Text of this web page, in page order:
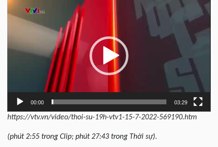
Trình
chơi
00:00 03:29
https://vtv.vn/video/thoi-su-19h-vtv1-15-7-2022-569190.htm
(phút 2:55 trong Clip; phút 27:43 trong Thời sự).